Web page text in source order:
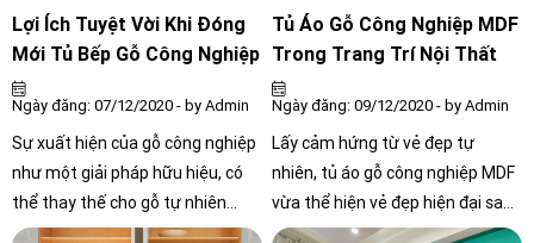
áp thì gia đình mới hạnh phúc,
mọi việc mới thuận lợi.
này nhé.
Lợi Ích Tuyệt Vời Khi Đóng
Mới Tủ Bếp Gỗ Công Nghiệp
Ngày đăng: 07/12/2020 - by Admin
Sự xuất hiện của gỗ công nghiệp
như một giải pháp hữu hiệu, có
thể thay thế cho gỗ tự nhiên
trong quá trình đóng mới tủ bếp
Tủ Áo Gỗ Công Nghiệp MDF
Trong Trang Trí Nội Thất
Ngày đăng: 09/12/2020 - by Admin
Lấy cảm hứng từ vẻ đẹp tự
nhiên, tủ áo gỗ công nghiệp MDF
vừa thể hiện vẻ đẹp hiện đại sang
trọng, vừa gợi đến cảm giác thân